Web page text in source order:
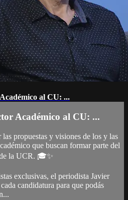
al CU: ...
Académico al CU: ...
propuestas y visiones de los y las
que buscan formar parte del
la UCR. 🎓✨
exclusivas, el periodista Javier
candidatura para que podás